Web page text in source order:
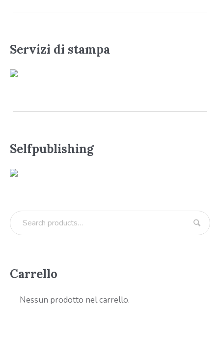
Servizi di stampa
Selfpublishing
Carrello
Nessun prodotto nel carrello.